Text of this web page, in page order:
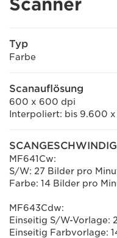
Scanner
Typ
Farbe
Scanauflösung
600 x 600 dpi
Interpoliert: bis 9.600
MF641Cw:
S/W: 27 Bilder pro
Farbe: 14 Bilder pro
MF643Cdw:
Einseitig S/W-
Einseitig Farbvorlage: